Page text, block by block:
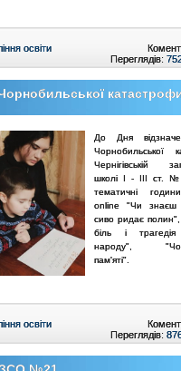
освіти
Переглядів:
До Дня
Чорнобильської
Чернігівській
школі І - ІІІ ст.
тематичні
online "Чи знаєш
сиво ридає
біль і трагедія
народу",
пам'яті".
освіти
Переглядів: